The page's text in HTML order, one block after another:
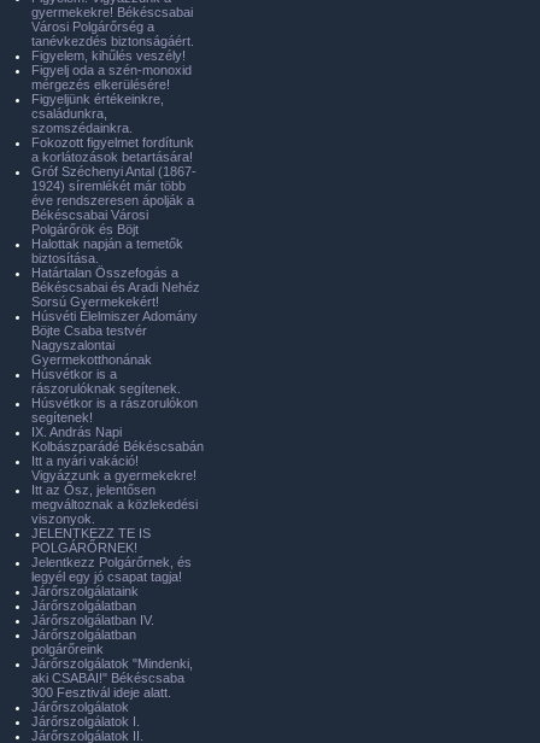
gyermekekre! Békéscsabai
Városi Polgárőrség a
tanévkezdés biztonságáért.
Figyelem, kihűlés veszély!
Figyelj oda a szén-monoxid
mérgezés elkerülésére!
Figyeljünk értékeinkre,
családunkra,
szomszédainkra.
Fokozott figyelmet fordítunk
a korlátozások betartására!
Gróf Széchenyi Antal (1867-
1924) síremlékét már több
éve rendszeresen ápolják a
Békéscsabai Városi
Polgárőrök és Böjt
Halottak napján a temetők
biztosítása.
Határtalan Összefogás a
Békéscsabai és Aradi Nehéz
Sorsú Gyermekekért!
Húsvéti Élelmiszer Adomány
Böjte Csaba testvér
Nagyszalontai
Gyermekotthonának
Húsvétkor is a
rászorulóknak segítenek.
Húsvétkor is a rászorulókon
segítenek!
IX. András Napi
Kolbászparádé Békéscsabán
Itt a nyári vakáció!
Vigyázzunk a gyermekekre!
Itt az Ősz, jelentősen
megváltoznak a közlekedési
viszonyok.
JELENTKEZZ TE IS
POLGÁRŐRNEK!
Jelentkezz Polgárőrnek, és
legyél egy jó csapat tagja!
Járőrszolgálataink
Járőrszolgálatban
Járőrszolgálatban IV.
Járőrszolgálatban
polgárőreink
Járőrszolgálatok "Mindenki,
aki CSABAI!" Békéscsaba
300 Fesztivál ideje alatt.
Járőrszolgálatok
Járőrszolgálatok I.
Járőrszolgálatok II.